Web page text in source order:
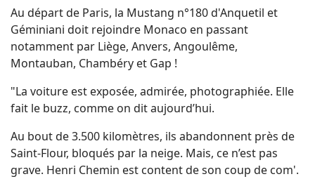
Au départ de Paris, la Mustang n°180 d'Anquetil et
Géminiani doit rejoindre Monaco en passant
notamment par Liège, Anvers, Angoulême,
Montauban, Chambéry et Gap !
"La voiture est exposée, admirée, photographiée. Elle
fait le buzz, comme on dit aujourd’hui.
Au bout de 3.500 kilomètres, ils abandonnent près de
Saint-Flour, bloqués par la neige. Mais, ce n’est pas
grave. Henri Chemin est content de son coup de com'.